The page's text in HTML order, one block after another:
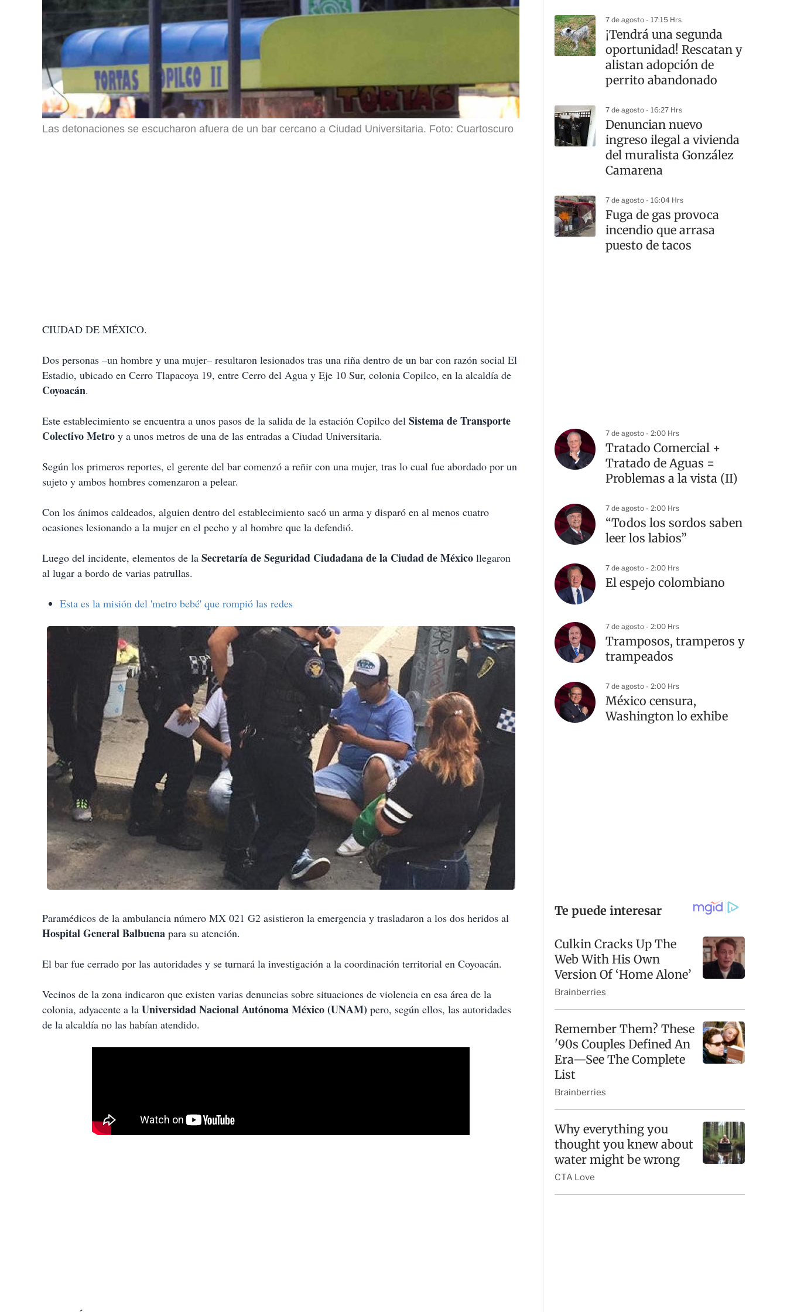
Las detonaciones se escucharon afuera de un bar cercano a Ciudad Universitaria. Foto: Cuartoscuro
CIUDAD DE MÉXICO.
Dos personas –un hombre y una mujer– resultaron lesionados tras una riña dentro de un bar con razón social El
Estadio, ubicado en Cerro Tlapacoya 19, entre Cerro del Agua y Eje 10 Sur, colonia Copilco, en la alcaldía de
Coyoacán.
Este establecimiento se encuentra a unos pasos de la salida de la estación Copilco del Sistema de Transporte
Colectivo Metro y a unos metros de una de las entradas a Ciudad Universitaria.
Según los primeros reportes, el gerente del bar comenzó a reñir con una mujer, tras lo cual fue abordado por un
sujeto y ambos hombres comenzaron a pelear.
Con los ánimos caldeados, alguien dentro del establecimiento sacó un arma y disparó en al menos cuatro
ocasiones lesionando a la mujer en el pecho y al hombre que la defendió.
Luego del incidente, elementos de la Secretaría de Seguridad Ciudadana de la Ciudad de México llegaron
al lugar a bordo de varias patrullas.
Esta es la misión del 'metro bebé' que rompió las redes
Paramédicos de la ambulancia número MX 021 G2 asistieron la emergencia y trasladaron a los dos heridos al
Hospital General Balbuena para su atención.
El bar fue cerrado por las autoridades y se turnará la investigación a la coordinación territorial en Coyoacán.
Vecinos de la zona indicaron que existen varias denuncias sobre situaciones de violencia en esa área de la
colonia, adyacente a la Universidad Nacional Autónoma México (UNAM) pero, según ellos, las autoridades
de la alcaldía no las habían atendido.
7 de agosto - 17:15 Hrs
¡Tendrá una segunda
oportunidad! Rescatan y
alistan adopción de
perrito abandonado
7 de agosto - 16:27 Hrs
Denuncian nuevo
ingreso ilegal a vivienda
del muralista González
Camarena
7 de agosto - 16:04 Hrs
Fuga de gas provoca
incendio que arrasa
puesto de tacos
7 de agosto - 2:00 Hrs
Tratado Comercial +
Tratado de Aguas =
Problemas a la vista (II)
7 de agosto - 2:00 Hrs
“Todos los sordos saben
leer los labios”
7 de agosto - 2:00 Hrs
El espejo colombiano
7 de agosto - 2:00 Hrs
Tramposos, tramperos y
trampeados
7 de agosto - 2:00 Hrs
México censura,
Washington lo exhibe